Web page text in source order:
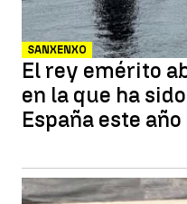
SANXENXO
El rey emérito
en la que ha
España este año